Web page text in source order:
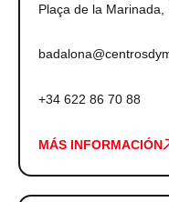
Plaça de la
+34 622 86 70 88
MÁS INFORMACIÓN